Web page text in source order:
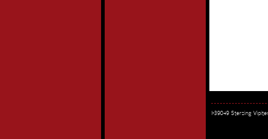
I-39049 Sterzing